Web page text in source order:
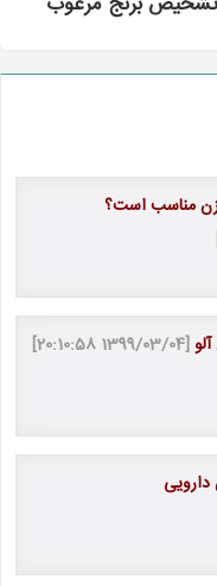
مناسب است؟
[1399/03/04 20:10:58]